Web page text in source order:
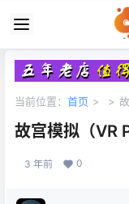
当前位置： 首页 > >
故宫模拟（VR
3 年前 0